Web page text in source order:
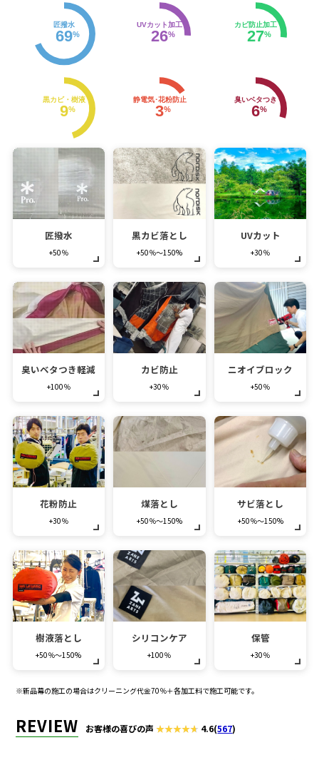
匠撥水
69%
UVカット加工
26%
カビ防止加工
27%
黒カビ・樹液
9%
静電気･花粉防止
3%
臭いベタつき
6%
匠撥水
+50％
黒カビ落とし
+50％～150%
UVカット
+30％
臭いベタつき軽減
+100％
カビ防止
+30％
ニオイブロック
+50％
花粉防止
+30％
煤落とし
+50％～150%
サビ落とし
+50％～150%
樹液落とし
+50％～150%
シリコンケア
+100％
保管
+30％
※新品幕の施工の場合はクリーニング代金70％＋各加工料で施工可能です。
REVIEW お客様の喜びの声 4.6(567)